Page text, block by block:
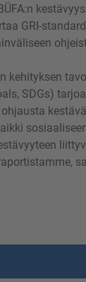
GRI-
kehityksen
SDGs)